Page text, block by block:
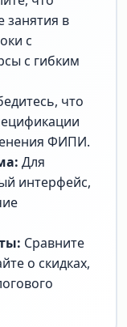
занятия в
с
с гибким
что
ФИПИ.
Для
интерфейс,
Сравните
о скидках,